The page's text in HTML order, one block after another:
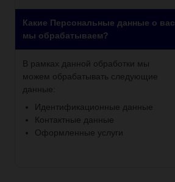
Какие Персональные данные о вас
мы обрабатываем?
В рамках данной обработки мы
можем обрабатывать следующие
данные:
Идентификационные данные
Контактные данные
Оформленные услуги